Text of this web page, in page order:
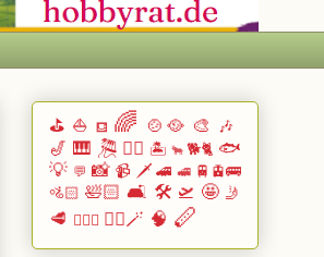
⛳ ⛵ ⛾ 🌈 🍲🥘 🎨 🎶
🎷 🎹 🎘 🏄🏽 🏝️ 🐂 🐕🐈 🐟
💡 💬 📸 📹 🗡️ 🚄 🚅 🚆🚊🚌
🚵🏻 🛀🏻 🛋️ 🛠️ 🛫 🤩 🤳
🥩 🧗🏻‍♀️ 🧙‍♂️🪄 🧠 🪈